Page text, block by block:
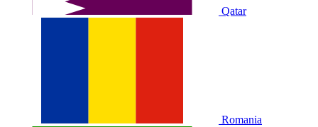
Qatar
Romania